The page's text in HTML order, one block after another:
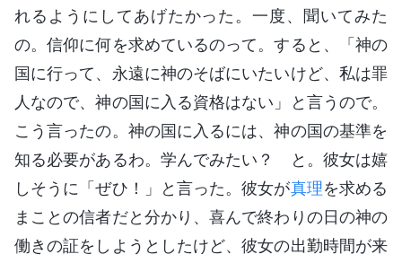
れるようにしてあげたかった。一度、聞いてみた
の。信仰に何を求めているのって。すると、「神の
国に行って、永遠に神のそばにいたいけど、私は罪
人なので、神の国に入る資格はない」と言うので。
こう言ったの。神の国に入るには、神の国の基準を
知る必要があるわ。学んでみたい？ と。彼女は嬉
しそうに「ぜひ！」と言った。彼女が真理を求める
まことの信者だと分かり、喜んで終わりの日の神の
働きの証をしようとしたけど、彼女の出勤時間が来